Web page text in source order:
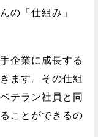
の「仕組み」
企業に成長する
ます。その仕組
テラン社員と同
ことができるの